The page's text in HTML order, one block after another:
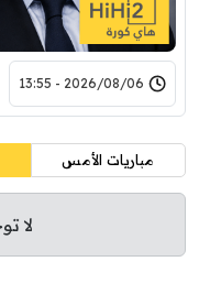
2026/08/06 - 13:55
مباريات الأمس
لا